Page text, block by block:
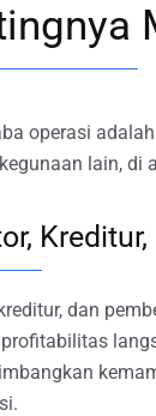
operasi
lain, di
dan